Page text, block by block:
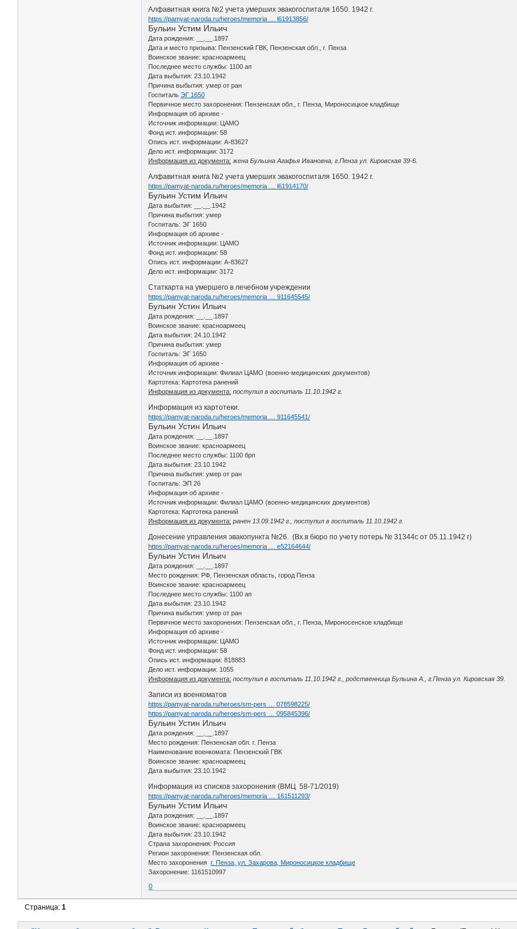
Алфавитная книга №2 учета умерших эвакогоспиталя 1650. 1942 г.
https://pamyat-naroda.ru/heroes/memoria … l61913856/
Бульин Устим Ильич
Дата рождения: __.__.1897
Дата и место призыва: Пензенский ГВК, Пензенская обл., г. Пенза
Воинское звание: красноармеец
Последнее место службы: 1100 ап
Дата выбытия: 23.10.1942
Причина выбытия: умер от ран
ГоспитальЭГ 1650
Первичное место захоронения: Пензенская обл., г. Пенза, Мироносицкое кладбище
Информация об архиве -
Источник информации: ЦАМО
Фонд ист. информации: 58
Опись ист. информации: А-83627
Дело ист. информации: 3172
Информация из документа: жена Бульина Агафья Ивановна, г.Пенза ул. Кировская 39-6.
Алфавитная книга №2 учета умерших эвакогоспиталя 1650. 1942 г.
https://pamyat-naroda.ru/heroes/memoria … l61914170/
Бульин Устим Ильич
Дата выбытия: __.__.1942
Причина выбытия: умер
Госпиталь: ЭГ 1650
Информация об архиве -
Источник информации: ЦАМО
Фонд ист. информации: 58
Опись ист. информации: А-83627
Дело ист. информации: 3172
Статкарта на умершего в лечебном учреждении
https://pamyat-naroda.ru/heroes/memoria … 911645545/
Бульин Устин Ильич
Дата рождения: __.__.1897
Воинское звание: красноармеец
Дата выбытия: 24.10.1942
Причина выбытия: умер
Госпиталь: ЭГ 1650
Информация об архиве -
Источник информации: Филиал ЦАМО (военно-медицинских документов)
Картотека: Картотека ранений
Информация из документа: поступил в госпиталь 11.10.1942 г.
Информация из картотеки.
https://pamyat-naroda.ru/heroes/memoria … 911645541/
Бульин Устин Ильич
Дата рождения: __.__.1897
Воинское звание: красноармеец
Последнее место службы: 1100 брп
Дата выбытия: 23.10.1942
Причина выбытия: умер от ран
Госпиталь: ЭП 26
Информация об архиве -
Источник информации: Филиал ЦАМО (военно-медицинских документов)
Картотека: Картотека ранений
Информация из документа: ранен 13.09.1942 г., поступил в госпиталь 11.10.1942 г.
Донесение управления эвакопункта №26. (Вх.в бюро по учету потерь № 31344с от 05.11.1942 г)
https://pamyat-naroda.ru/heroes/memoria … e52164644/
Бульин Устин Ильич
Дата рождения: __.__.1897
Место рождения: РФ, Пензенская область, город Пенза
Воинское звание: красноармеец
Последнее место службы: 1100 ап
Дата выбытия: 23.10.1942
Причина выбытия: умер от ран
Первичное место захоронения: Пензенская обл., г. Пенза, Мироносенское кладбище
Информация об архиве -
Источник информации: ЦАМО
Фонд ист. информации: 58
Опись ист. информации: 818883
Дело ист. информации: 1055
Информация из документа: поступил в госпиталь 11.10.1942 г., родственница Бульина А., г.Пенза ул. Кировская 39.
Записи из военкоматов
https://pamyat-naroda.ru/heroes/sm-pers … 078598225/
https://pamyat-naroda.ru/heroes/sm-pers … 095845396/
Бульин Устин Ильич
Дата рождения: __.__.1897
Место рождения: Пензенская обл. г. Пенза
Наименование военкомата: Пензенский ГВК
Воинское звание: красноармеец
Дата выбытия: 23.10.1942
Информация из списков захоронения (ВМЦ 58-71/2019)
https://pamyat-naroda.ru/heroes/memoria … 161511293/
Бульин Устим Ильич
Дата рождения: __.__.1897
Воинское звание: красноармеец
Дата выбытия: 23.10.1942
Страна захоронения: Россия
Регион захоронения: Пензенская обл.
Место захороненияг. Пенза, ул. Захарова, Мироносицкое кладбище
Захоронение: 1161510997
0
Страница:1